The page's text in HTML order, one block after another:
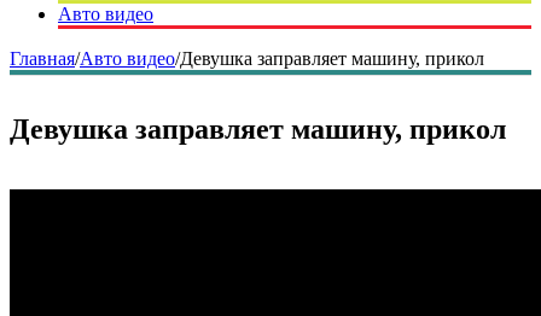
Авто видео
Главная/Авто видео/Девушка заправляет машину, прикол
Девушка заправляет машину, прикол